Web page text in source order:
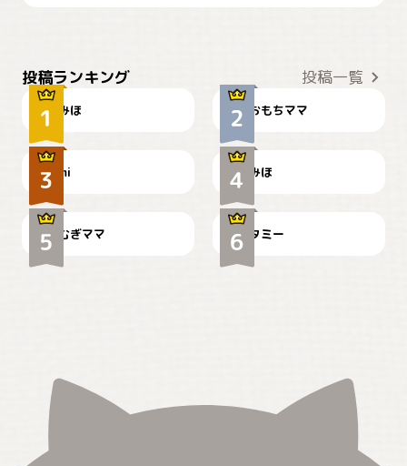
投稿ランキング 投稿一覧
みほ おもちママ
可愛い？
mi
見てるぞぉ
みほ
🌻とむぎ！
むぎママ
ドーベルマンのお友達邸に
て
タミー